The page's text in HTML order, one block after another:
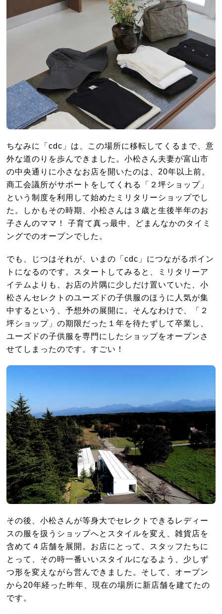
ちなみに「cdc」は、この場所に移転してくるまで、意
外な道のりを歩んできました。小松さん夫妻が富山市
の中央通りに小さなお店を開いたのは、20年以上前。
商工会議所がサポートをしてくれる「２坪ショップ」
という制度を利用して始めたミリタリーショップでし
た。しかもその時期、小松さんは３歳と生後半年のお
子さんのママ！ 子育て真っ最中、どまんなかのタイミ
ングでのオープンでした。
でも、じつはそれが、いまの「cdc」につながるポイン
トになるのです。スタートしてみると、ミリタリーア
イテムよりも、お店の片隅に少しだけ置いていた、小
松さんセレクトのユーズドの子供服のほうに人気が集
中するという、予想外の展開に。そんなわけで、「２
坪ショップ」の期限だった１年を待たずして卒業し、
ユーズドの子供服を専門にしたショップをオープンさ
せてしまったのです。すごい！
その後、小松さんが等身大でセレクトできるレディー
スの服を扱うショップへとスタイルを変え、雑貨店を
含めて４店舗を展開。お店にとって、スタッフたちに
とって、その時一番いいスタイルになるよう、少しず
つ形を変えながら営んできました。そして、オープン
から20年経った昨年、現在の場所に新店舗を建てたの
です。